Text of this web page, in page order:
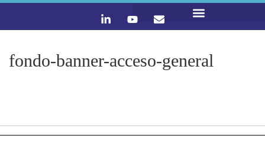
fondo-banner-acceso-general